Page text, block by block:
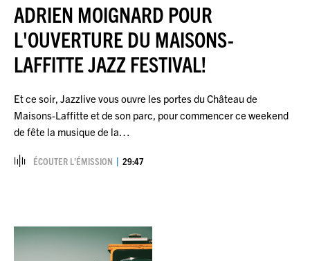
ADRIEN MOIGNARD POUR
L'OUVERTURE DU MAISONS-
LAFFITTE JAZZ FESTIVAL!
Et ce soir, Jazzlive vous ouvre les portes du Château de
Maisons-Laffitte et de son parc, pour commencer ce weekend
de fête la musique de la…
ÉCOUTER L’ÉMISSION 29:47